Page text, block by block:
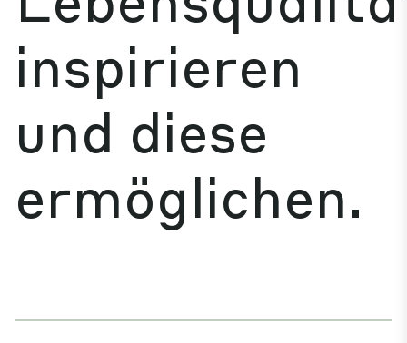
inspirieren
und diese
ermöglichen.